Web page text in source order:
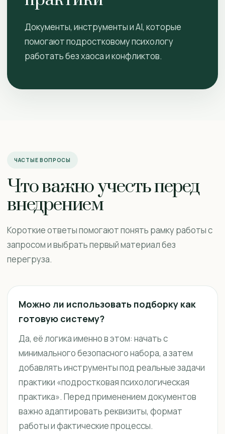
Документы, инструменты и AI, которые
помогают подростковому психологу
работать без хаоса и конфликтов.
ЧАСТЫЕ ВОПРОСЫ
Что важно учесть перед
внедрением
Короткие ответы помогают понять рамку работы с
запросом и выбрать первый материал без
перегруза.
Можно ли использовать подборку как
готовую систему?
Да, её логика именно в этом: начать с
минимального безопасного набора, а затем
добавлять инструменты под реальные задачи
практики «подростковая психологическая
практика». Перед применением документов
важно адаптировать реквизиты, формат
работы и фактические процессы.